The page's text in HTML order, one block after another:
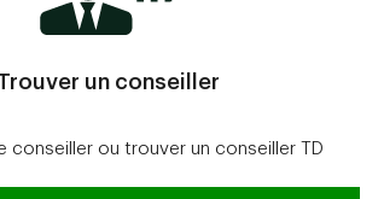
un conseiller
conseiller ou trouver un conseiller TD